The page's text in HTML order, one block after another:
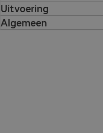
Uitvoering
Algemeen